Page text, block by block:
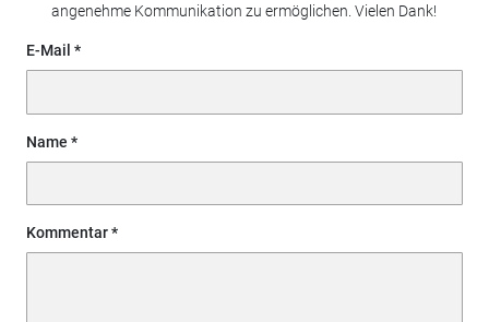
angenehme Kommunikation zu ermöglichen. Vielen Dank!
E-Mail
Name
Kommentar